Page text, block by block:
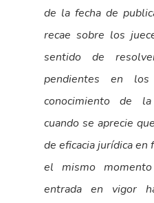
de la fecha de
recae sobre los
sentido de
pendientes en
conocimiento de
cuando se aprecie
de eficacia jurídica en
el mismo
entrada en vigor